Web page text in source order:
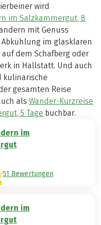
wird
im Salzkammergut, 8
mit Genuss
im glasklaren
dem Schafberg oder
in Hallstatt. Und auch
kulinarische
gesamten Reise
als Wander-Kurzreise
5 Tage buchbar.
im
51 Bewertungen
im